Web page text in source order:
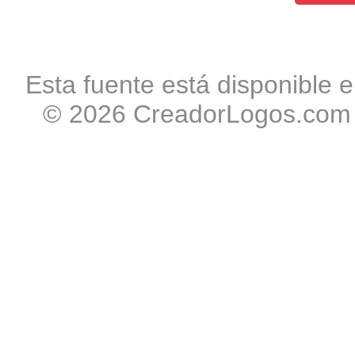
Esta fuente está disponible
© 2026